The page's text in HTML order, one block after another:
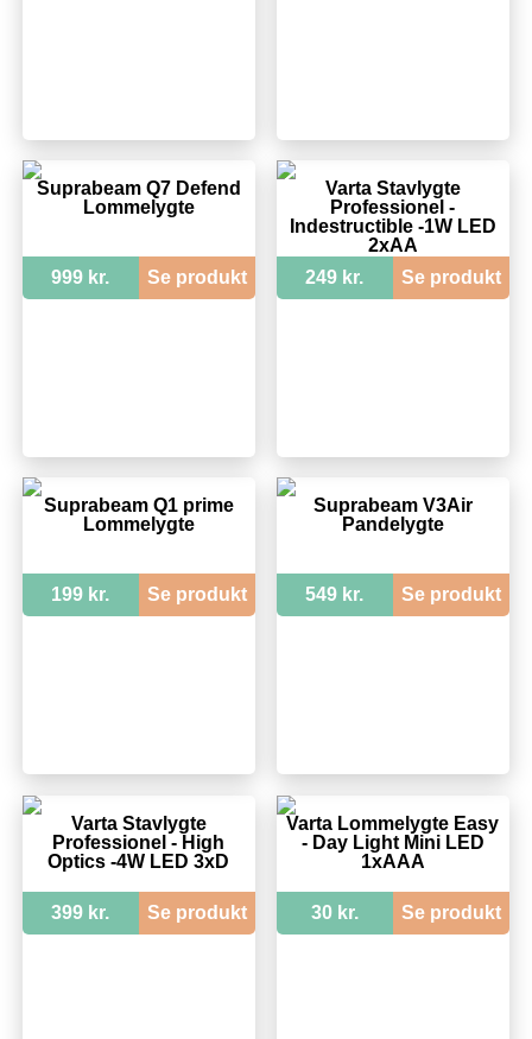
Suprabeam Q7 Defend
Lommelygte
999 kr. Se produkt
Varta Stavlygte
Professionel -
Indestructible -1W LED
2xAA
249 kr.
Se produkt
Suprabeam Q1 prime
Lommelygte
199 kr. Se produkt
Suprabeam V3Air
Pandelygte
549 kr. Se produkt
Varta Stavlygte
Professionel - High
Optics -4W LED 3xD
399 kr. Se produkt
Varta Lommelygte Easy
- Day Light Mini LED
1xAAA
30 kr. Se produkt